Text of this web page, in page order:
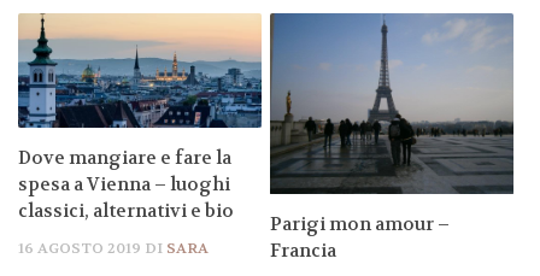
Dove mangiare e fare la
spesa a Vienna – luoghi
classici, alternativi e bio
16 AGOSTO 2019 DI SARA
Parigi mon amour –
Francia